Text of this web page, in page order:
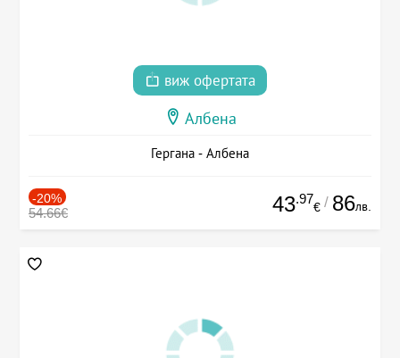
виж офертата
Албена
Гергана - Албена
-20%
54.66€ 43.97
€ / 86лв.